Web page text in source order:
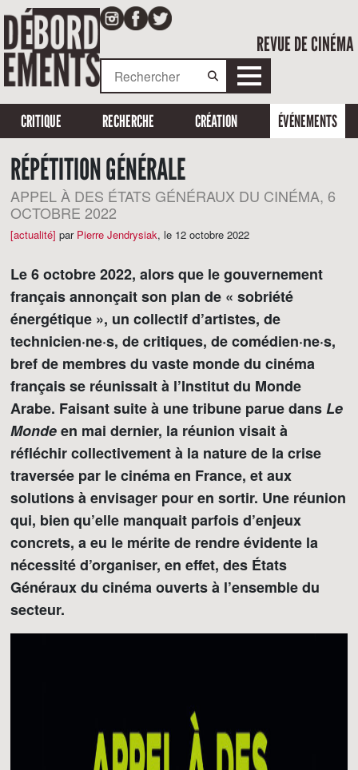
REVUE DE CINÉMA
CRITIQUE RECHERCHE CRÉATION ÉVÉNEMENTS
RÉPÉTITION GÉNÉRALE
APPEL À DES ÉTATS GÉNÉRAUX DU CINÉMA, 6
OCTOBRE 2022
[actualité] par Pierre Jendrysiak, le 12 octobre 2022
Le 6 octobre 2022, alors que le gouvernement
français annonçait son plan de « sobriété
énergétique », un collectif d’artistes, de
technicien·ne·s, de critiques, de comédien·ne·s,
bref de membres du vaste monde du cinéma
français se réunissait à l’Institut du Monde
Arabe. Faisant suite à une tribune parue dansLe
Mondeen mai dernier, la réunion visait à
réfléchir collectivement à la nature de la crise
traversée par le cinéma en France, et aux
solutions à envisager pour en sortir. Une réunion
qui, bien qu’elle manquait parfois d’enjeux
concrets, a eu le mérite de rendre évidente la
nécessité d’organiser, en effet, des États
Généraux du cinéma ouverts à l’ensemble du
secteur.